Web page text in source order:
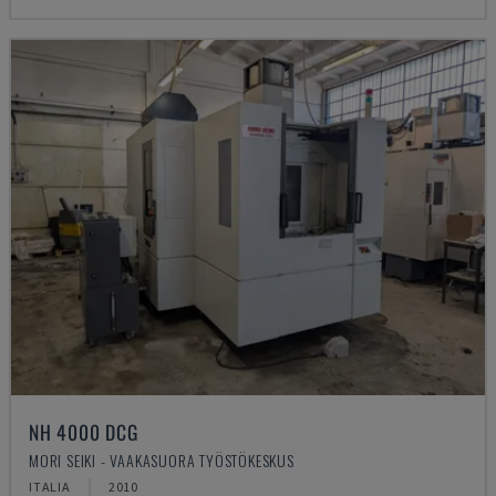
NH 4000 DCG
MORI SEIKI - VAAKASUORA TYÖSTÖKESKUS
ITALIA 2010